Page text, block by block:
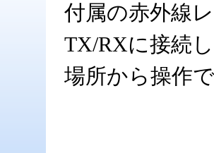
付属の赤外線
TX/RXに接続
場所から操作で